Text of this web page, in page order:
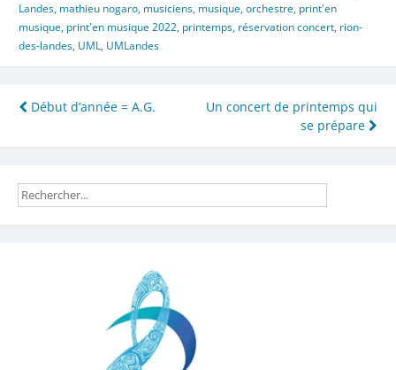
Landes, mathieu nogaro, musiciens, musique,orchestre, print'en
musique, print'en musique 2022, printemps, réservation concert, rion-
des-landes, UML, UMLandes
Navigation
de
Début d’année = A.G.
Un concert de printemps qui
se prépare